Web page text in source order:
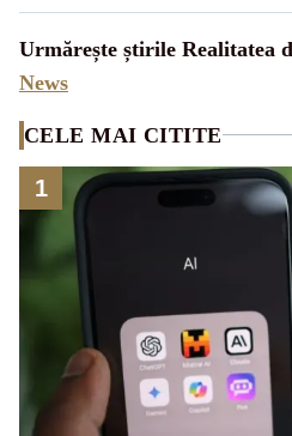
Urmărește știrile Realitatea
News
CELE MAI CITITE
1